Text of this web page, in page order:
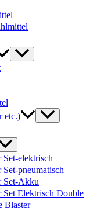
etc.)
elektrisch
pneumatisch
Set-Akku
Set Elektrisch Double
Blaster